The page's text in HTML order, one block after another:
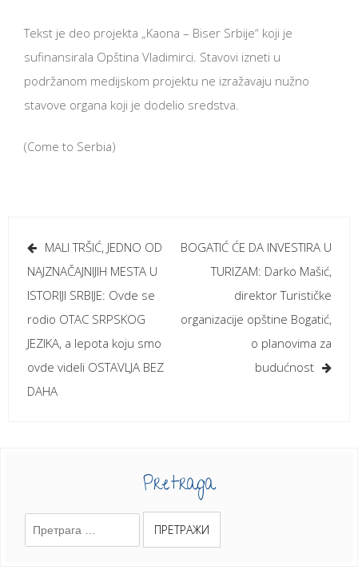
Tekst je deo projekta „Kaona – Biser Srbije“ koji je
sufinansirala Opština Vladimirci. Stavovi izneti u
podržanom medijskom projektu ne izražavaju nužno
stavove organa koji je dodelio sredstva.
(Come to Serbia)
Кретање
чланка
MALI TRŠIĆ, JEDNO OD
NAJZNAČAJNIJIH MESTA U
ISTORIJI SRBIJE: Ovde se
rodio OTAC SRPSKOG
JEZIKA, a lepota koju smo
ovde videli OSTAVLJA BEZ
DAHA
BOGATIĆ ĆE DA INVESTIRA U
TURIZAM: Darko Mašić,
direktor Turističke
organizacije opštine Bogatić,
o planovima za
budućnost
Pretraga